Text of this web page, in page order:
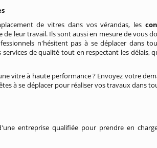
de vitres dans vos vérandas, les
leur travail. Ils sont aussi en mesure de vous
n'hésitent pas à se déplacer dans
de qualité tout en respectant les délais,
vitre à haute performance ? Envoyez votre
à se déplacer pour réaliser vos travaux dans
entreprise qualifiée pour prendre en